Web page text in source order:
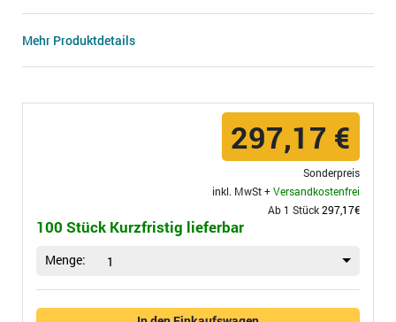
Mehr Produktdetails
297,17 €
Sonderpreis
inkl. MwSt +Versandkostenfrei
Ab 1 Stück297,17€
100 Stück Kurzfristig lieferbar
Menge: 1